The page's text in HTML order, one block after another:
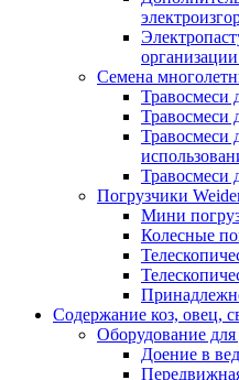
Семена
Травосмеси
Травосмеси
Травосмеси
Травосмеси
Погрузчики
Мини
Колесные
Содержание коз, овец,
Оборудование
Доение в